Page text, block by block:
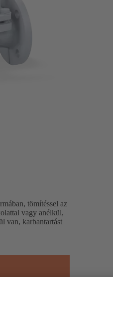
tömítéssel az
vagy anélkül,
van, karbantartást